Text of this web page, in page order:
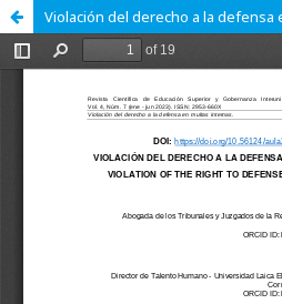
Violación del derecho a la defensa